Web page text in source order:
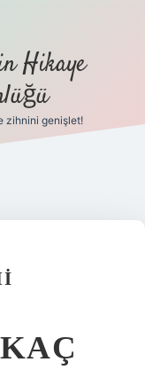
Hikaye
zihnini genişlet!